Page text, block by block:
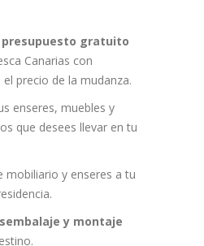
presupuesto gratuito
Canarias con
precio de la mudanza.
enseres, muebles y
que desees llevar en tu
mobiliario y enseres a tu
y montaje